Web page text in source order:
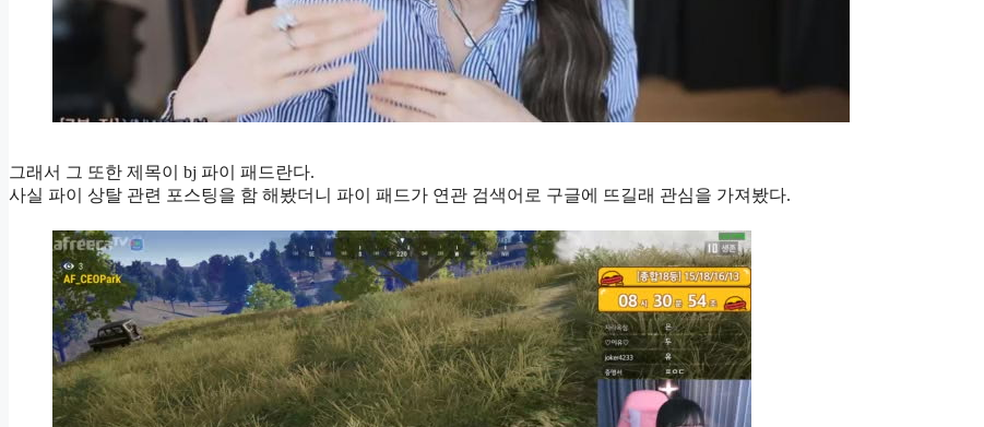
그래서 그 또한 제목이 bj 파이 패드란다.
사실 파이 상탈 관련 포스팅을 함 해봤더니 파이 패드가 연관 검색어로 구글에 뜨길래 관심을 가져봤다.